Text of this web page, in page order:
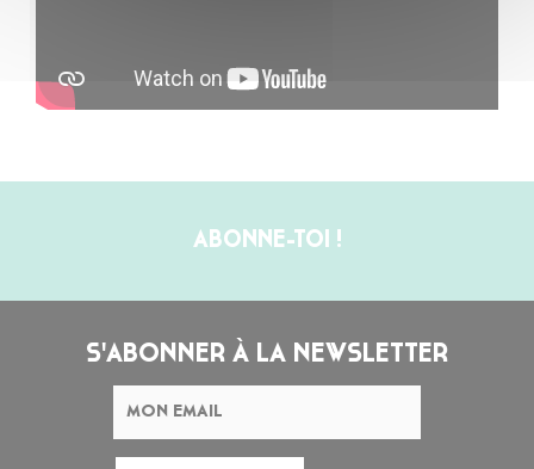
ABONNE-TOI !
S'ABONNER À LA NEWSLETTER